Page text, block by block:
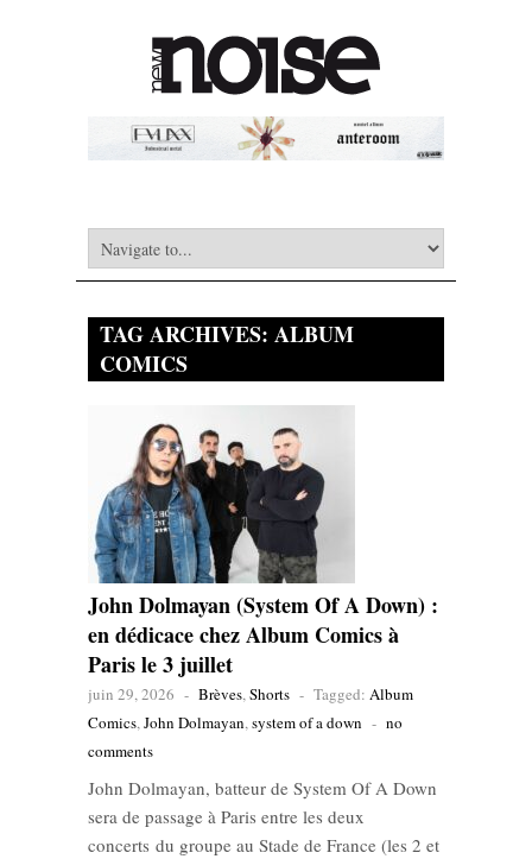
TAG ARCHIVES: ALBUM
COMICS
John Dolmayan (System Of A Down) :
en dédicace chez Album Comics à
Paris le 3 juillet
juin 29, 2026 - Brèves,Shorts - Tagged: Album
Comics,John Dolmayan,system of a down - no
comments
John Dolmayan, batteur de System Of A Down
sera de passage à Paris entre les deux
concerts du groupe au Stade de France (les 2 et